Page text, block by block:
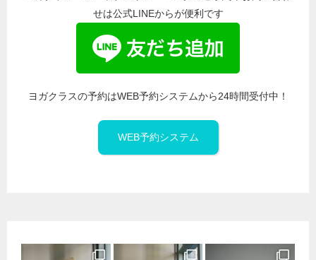
せは公式LINEからが便利です
ヨガクラスの予約はWEB予約システムから24時間受付中！
WEB予約システム